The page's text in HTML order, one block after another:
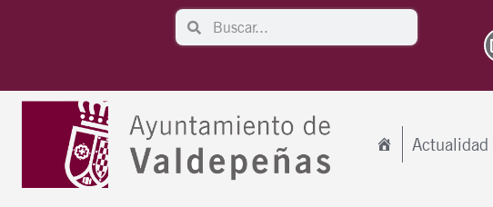
SearchSearch
Actualidad